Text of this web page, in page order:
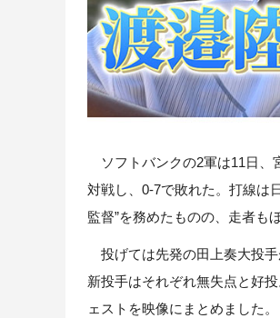
ソフトバンクの2軍は11日、
対戦し、0-7で敗れた。打線は
監督”を務めたものの、走者も
投げては先発の田上奏大投
新投手はそれぞれ無失点と好
ェストを映像にまとめました。